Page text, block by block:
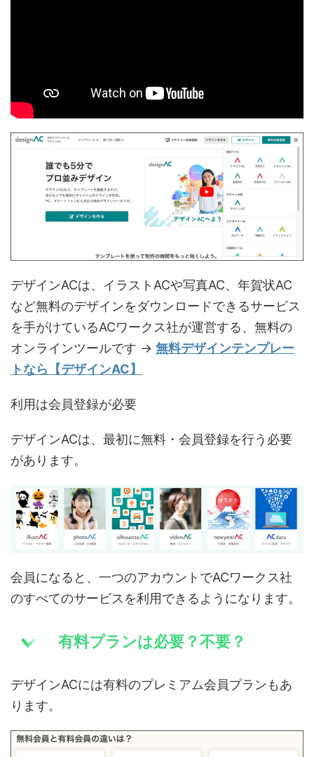
デザインACは、イラストACや写真AC、年賀状AC
など無料のデザインをダウンロードできるサービス
を手がけているACワークス社が運営する、無料の
オンラインツールです → 無料デザインテンプレー
トなら【デザインAC】
利用は会員登録が必要
デザインACは、最初に無料・会員登録を行う必要
があります。
会員になると、一つのアカウントでACワークス社
のすべてのサービスを利用できるようになります。
有料プランは必要？不要？
デザインACには有料のプレミアム会員プランもあ
ります。